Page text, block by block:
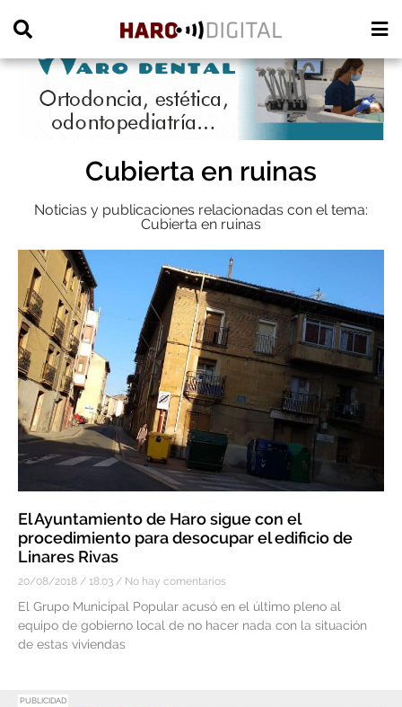
Cubierta en ruinas
Noticias y publicaciones relacionadas con el tema:
Cubierta en ruinas
El Ayuntamiento de Haro sigue con el
procedimiento para desocupar el edificio de
Linares Rivas
20/08/2018 18:03 No hay comentarios
El Grupo Municipal Popular acusó en el último pleno al
equipo de gobierno local de no hacer nada con la situación
de estas viviendas
PUBLICIDAD